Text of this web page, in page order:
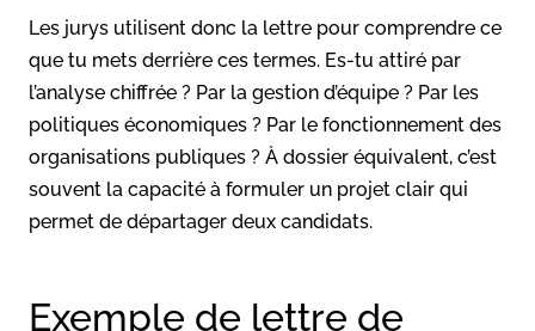
Les jurys utilisent donc la lettre pour comprendre ce
que tu mets derrière ces termes. Es-tu attiré par
l’analyse chiffrée ? Par la gestion d’équipe ? Par les
politiques économiques ? Par le fonctionnement des
organisations publiques ? À dossier équivalent, c’est
souvent la capacité à formuler un projet clair qui
permet de départager deux candidats.
Exemple de lettre de